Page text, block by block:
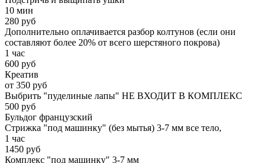
10 мин
280 руб
Дополнительно оплачивается разбор колтунов (если они
составляют более 20% от всего шерстяного покрова)
1 час
600 руб
Креатив
от 350 руб
Выбрить "пуделиные лапы" НЕ ВХОДИТ В КОМПЛЕКС
500 руб
Бульдог французский
Стрижка "под машинку" (без мытья) 3-7 мм все тело,
1 час
1450 руб
Комплекс "под машинку" 3-7 мм